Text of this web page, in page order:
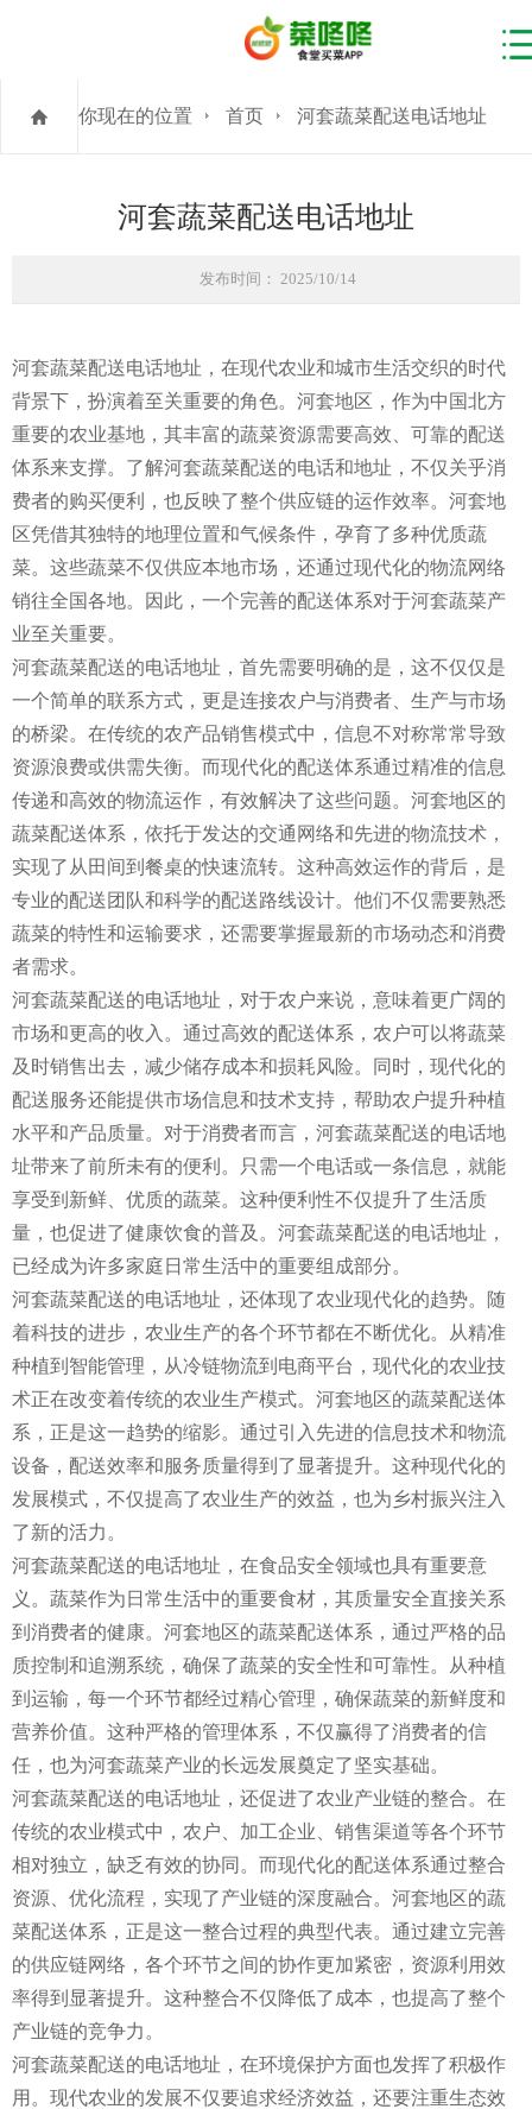
你现在的位置 首页 河套蔬菜配送电话地址
河套蔬菜配送电话地址
发布时间： 2025/10/14
河套蔬菜配送电话地址，在现代农业和城市生活交织的时代
背景下，扮演着至关重要的角色。河套地区，作为中国北方
重要的农业基地，其丰富的蔬菜资源需要高效、可靠的配送
体系来支撑。了解河套蔬菜配送的电话和地址，不仅关乎消
费者的购买便利，也反映了整个供应链的运作效率。河套地
区凭借其独特的地理位置和气候条件，孕育了多种优质蔬
菜。这些蔬菜不仅供应本地市场，还通过现代化的物流网络
销往全国各地。因此，一个完善的配送体系对于河套蔬菜产
业至关重要。
河套蔬菜配送的电话地址，首先需要明确的是，这不仅仅是
一个简单的联系方式，更是连接农户与消费者、生产与市场
的桥梁。在传统的农产品销售模式中，信息不对称常常导致
资源浪费或供需失衡。而现代化的配送体系通过精准的信息
传递和高效的物流运作，有效解决了这些问题。河套地区的
蔬菜配送体系，依托于发达的交通网络和先进的物流技术，
实现了从田间到餐桌的快速流转。这种高效运作的背后，是
专业的配送团队和科学的配送路线设计。他们不仅需要熟悉
蔬菜的特性和运输要求，还需要掌握最新的市场动态和消费
者需求。
河套蔬菜配送的电话地址，对于农户来说，意味着更广阔的
市场和更高的收入。通过高效的配送体系，农户可以将蔬菜
及时销售出去，减少储存成本和损耗风险。同时，现代化的
配送服务还能提供市场信息和技术支持，帮助农户提升种植
水平和产品质量。对于消费者而言，河套蔬菜配送的电话地
址带来了前所未有的便利。只需一个电话或一条信息，就能
享受到新鲜、优质的蔬菜。这种便利性不仅提升了生活质
量，也促进了健康饮食的普及。河套蔬菜配送的电话地址，
已经成为许多家庭日常生活中的重要组成部分。
河套蔬菜配送的电话地址，还体现了农业现代化的趋势。随
着科技的进步，农业生产的各个环节都在不断优化。从精准
种植到智能管理，从冷链物流到电商平台，现代化的农业技
术正在改变着传统的农业生产模式。河套地区的蔬菜配送体
系，正是这一趋势的缩影。通过引入先进的信息技术和物流
设备，配送效率和服务质量得到了显著提升。这种现代化的
发展模式，不仅提高了农业生产的效益，也为乡村振兴注入
了新的活力。
河套蔬菜配送的电话地址，在食品安全领域也具有重要意
义。蔬菜作为日常生活中的重要食材，其质量安全直接关系
到消费者的健康。河套地区的蔬菜配送体系，通过严格的品
质控制和追溯系统，确保了蔬菜的安全性和可靠性。从种植
到运输，每一个环节都经过精心管理，确保蔬菜的新鲜度和
营养价值。这种严格的管理体系，不仅赢得了消费者的信
任，也为河套蔬菜产业的长远发展奠定了坚实基础。
河套蔬菜配送的电话地址，还促进了农业产业链的整合。在
传统的农业模式中，农户、加工企业、销售渠道等各个环节
相对独立，缺乏有效的协同。而现代化的配送体系通过整合
资源、优化流程，实现了产业链的深度融合。河套地区的蔬
菜配送体系，正是这一整合过程的典型代表。通过建立完善
的供应链网络，各个环节之间的协作更加紧密，资源利用效
率得到显著提升。这种整合不仅降低了成本，也提高了整个
产业链的竞争力。
河套蔬菜配送的电话地址，在环境保护方面也发挥了积极作
用。现代农业的发展不仅要追求经济效益，还要注重生态效